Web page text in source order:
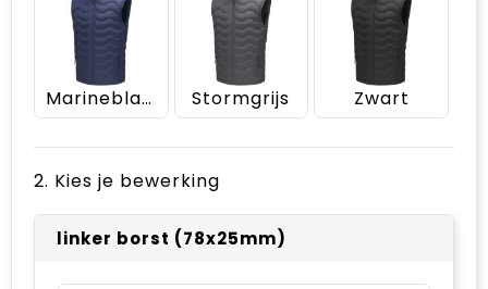
Marineblauw Stormgrijs Zwart
2. Kies je bewerking
linker borst (78x25mm)